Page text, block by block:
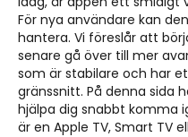
För nya användare kan
hantera. Vi föreslår att
senare gå över till mer
som är stabilare och har
gränssnitt. På denna sida
hjälpa dig snabbt komma
är en Apple TV, Smart TV